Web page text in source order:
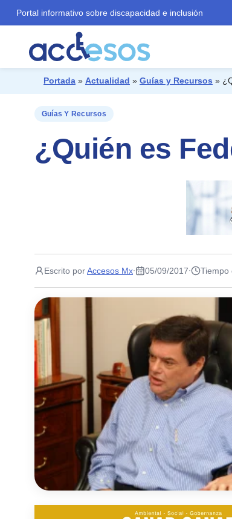
Portal informativo sobre discapacidad e inclusión
¿Qué buscas?
Portada » Actualidad » Guías y Recursos »
Guías Y Recursos
¿Quién es
Escrito porAccesos Mx· 05/09/2017· Tiempo